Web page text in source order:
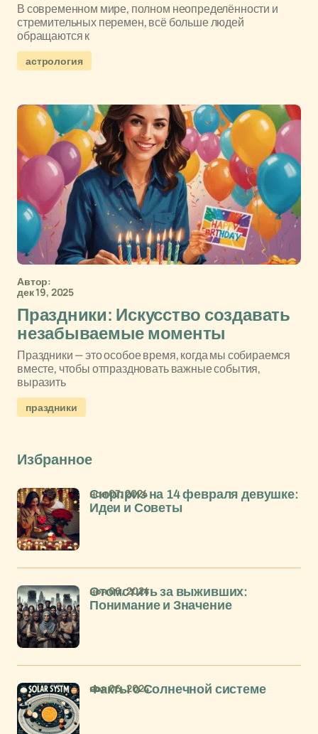
В современном мире, полном неопределённости и
стремительных перемен, всё больше людей
обращаются к
астрология
Автор:
дек 19, 2025
Праздники: Искусство создавать
незабываемые моменты
Праздники — это особое время, когда мы собираемся
вместе, чтобы отпраздновать важные события,
выразить
праздники
Избранное
Сюрприз на 14 февраля девушке:
Идеи и Советы
ноя 07, 2024
Отомстить за выживших:
Понимание и Значение
ноя 06, 2024
Факты о Солнечной системе
ноя 06, 2024